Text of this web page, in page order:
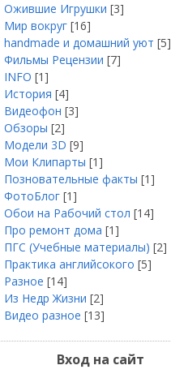
Ожившие Игрушки [3]
Мир вокруг [16]
handmade и домашний уют [5]
Фильмы Рецензии [7]
INFO [1]
История [4]
Видеофон [3]
Обзоры [2]
Модели 3D [9]
Мои Клипарты [1]
Позновательные факты [1]
ФотоБлог [1]
Обои на Рабочий стол [14]
Про ремонт дома [1]
ПГС (Учебные материалы) [2]
Практика английсокого [5]
Разное [14]
Из Недр Жизни [2]
Видео разное [13]
Вход на сайт